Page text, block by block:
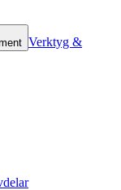
Verktyg &